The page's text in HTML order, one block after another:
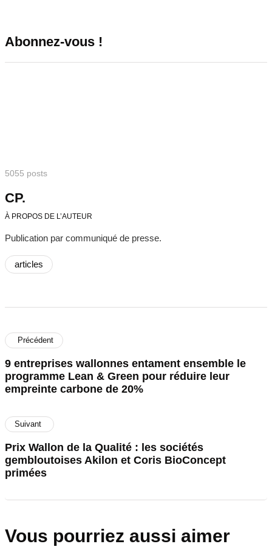
Abonnez-vous !
5055 posts
CP.
À PROPOS DE L’AUTEUR
Publication par communiqué de presse.
articles
Précédent
9 entreprises wallonnes entament ensemble le
programme Lean & Green pour réduire leur
empreinte carbone de 20%
Suivant
Prix Wallon de la Qualité : les sociétés
gembloutoises Akilon et Coris BioConcept
primées
Vous pourriez aussi aimer